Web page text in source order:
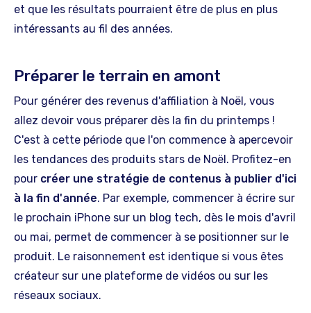
et que les résultats pourraient être de plus en plus
intéressants au fil des années.
Préparer le terrain en amont
Pour générer des revenus d'affiliation à Noël, vous
allez devoir vous préparer dès la fin du printemps !
C'est à cette période que l'on commence à apercevoir
les tendances des produits stars de Noël. Profitez-en
pour créer une stratégie de contenus à publier d'ici
à la fin d'année. Par exemple, commencer à écrire sur
le prochain iPhone sur un blog tech, dès le mois d'avril
ou mai, permet de commencer à se positionner sur le
produit. Le raisonnement est identique si vous êtes
créateur sur une plateforme de vidéos ou sur les
réseaux sociaux.